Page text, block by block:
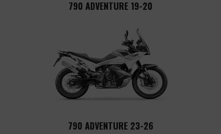
790 ADVENTURE 19-20
790 ADVENTURE 23-26